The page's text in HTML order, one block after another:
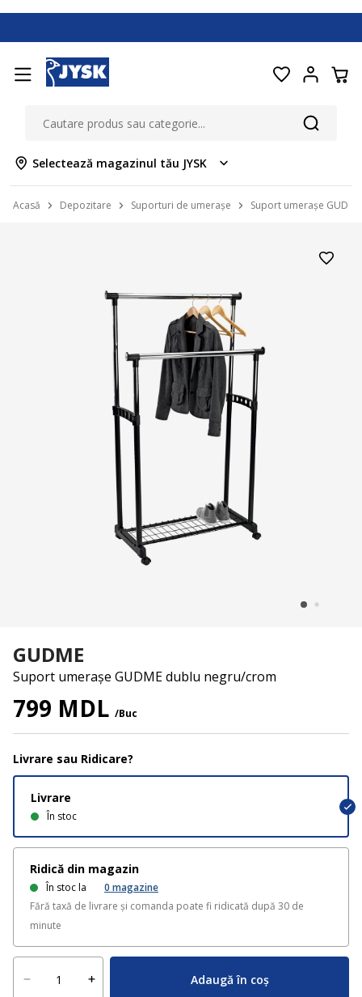
Selectează magazinul tău JYSK
Acasă Depozitare Suporturi de umerașe Suport umerașe
GUDME
Suport umerașe GUDME dublu negru/crom
799 MDL /Buc
Livrare sau Ridicare?
Livrare
În stoc
Ridică din magazin
În stoc la 0 magazine
Fără taxă de livrare și comanda poate fi ridicată după 30 de
minute
Adaugă în coș